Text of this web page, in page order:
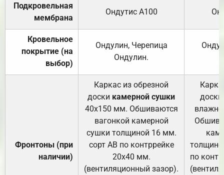
Подкровельная
мембрана
Ондутис А100
Кровельное
покрытие (на
выбор)
Ондулин, Черепица
Ондулин.
Фронтоны (при
наличии)
Каркас из обрезной
доски камерной сушки
40х150 мм. Обшиваются
вагонкой камерной
сушки толщиной 16 мм.
сорт АВ по контррейке
20х40 мм.
(вентиляционный зазор).
доски
по